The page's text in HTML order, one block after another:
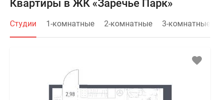
Квартиры в ЖК «Заречье Парк»
Студии 1-комнатные 2-комнатные 3-комнатные